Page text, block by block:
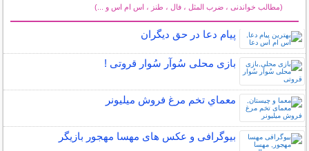
(مطالب خواندنی ، ضرب المثل ، فال ، طنز ، اس ام اس و ...)
پیام دعا در حق دیگران
بازی محلی سُوآر سُوار قروتی !
معماي تخم مرغ فروش ميليونر
بیوگرافی و عکس های مهسا مهجور بازیگر